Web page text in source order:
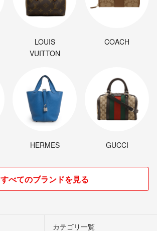
LOUIS
VUITTON
COACH
HERMES GUCCI
すべてのブランドを見る
カテゴリ一覧